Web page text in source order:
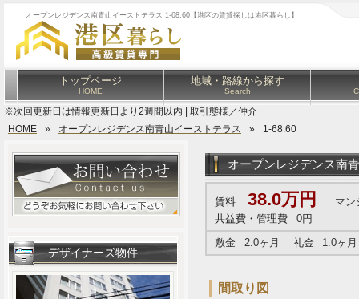
オープンレジデンス南青山イーストテラス 1-68.60【港区の賃貸探しは港区暮らし】
トップページ
HOME
地域・路線から探す
Search
※次回更新日は情報更新日より2週間以内 | 取引態様／仲介
HOME
» オープンレジデンス南青山イーストテラス » 1-68.60
オープンレジデンス南
賃料 38.0万円
マン
共益費・管理費
0円
敷金
2.0ヶ月 礼金 1.0ヶ月
間取り図
デザイナーズ物件